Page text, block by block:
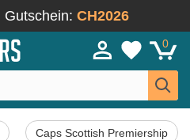
Gutschein: CH2026
0
Caps Scottish Premiership